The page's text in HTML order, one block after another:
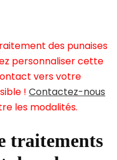
des punaises
personnaliser cette
vers votre
! Contactez-nous
les modalités.
traitements